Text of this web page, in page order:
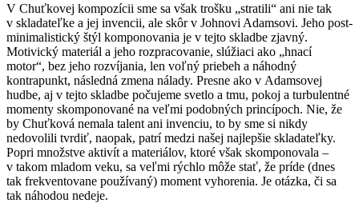
V Chuťkovej kompozícii sme sa však trošku „stratili“ ani nie tak
v skladateľke a jej invencii, ale skôr v Johnovi Adamsovi. Jeho post-
minimalistický štýl komponovania je v tejto skladbe zjavný.
Motivický materiál a jeho rozpracovanie, slúžiaci ako „hnací
motor“, bez jeho rozvíjania, len voľný priebeh a náhodný
kontrapunkt, následná zmena nálady. Presne ako v Adamsovej
hudbe, aj v tejto skladbe počujeme svetlo a tmu, pokoj a turbulentné
momenty skomponované na veľmi podobných princípoch. Nie, že
by Chuťková nemala talent ani invenciu, to by sme si nikdy
nedovolili tvrdiť, naopak, patrí medzi našej najlepšie skladateľky.
Popri množstve aktivít a materiálov, ktoré však skomponovala –
v takom mladom veku, sa veľmi rýchlo môže stať, že príde (dnes
tak frekventovane používaný) moment vyhorenia. Je otázka, či sa
tak náhodou nedeje.